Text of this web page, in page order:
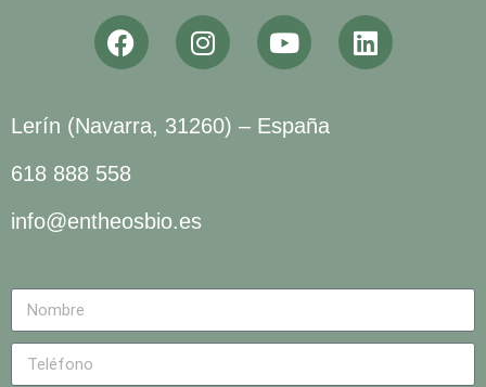
Lerín (Navarra, 31260) – España
618 888 558
info@entheosbio.es